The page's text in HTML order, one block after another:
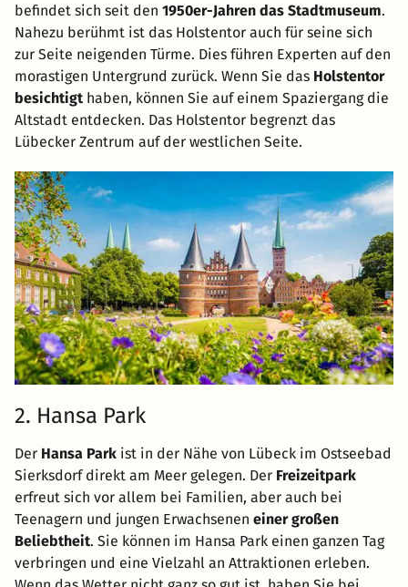
befindet sich seit den 1950er-Jahren das Stadtmuseum.
Nahezu berühmt ist das Holstentor auch für seine sich
zur Seite neigenden Türme. Dies führen Experten auf den
morastigen Untergrund zurück. Wenn Sie das Holstentor
besichtigthaben, können Sie auf einem Spaziergang die
Altstadt entdecken. Das Holstentor begrenzt das
Lübecker Zentrum auf der westlichen Seite.
2. Hansa Park
Der Hansa Park ist in der Nähe von Lübeck im Ostseebad
Sierksdorf direkt am Meer gelegen. Der Freizeitpark
erfreut sich vor allem bei Familien, aber auch bei
Teenagern und jungen Erwachsenen einer großen
Beliebtheit. Sie können im Hansa Park einen ganzen Tag
verbringen und eine Vielzahl an Attraktionen erleben.